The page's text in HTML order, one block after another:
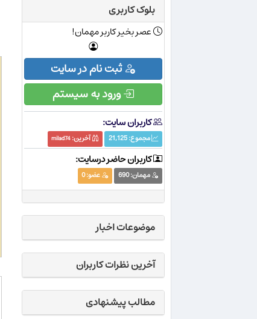
بلوک کاربری
عصر بخیر کاربر مهمان!
ثبت نام در سایت
ورود به سیستم
کاربران سایت:
مجموع:21,125 آخرین:milad74
کاربران حاضر درسایت:
مهمان:690 عضو:0
موضوعات اخبار
آخرین نظرات کاربران
مطالب پیشنهادی